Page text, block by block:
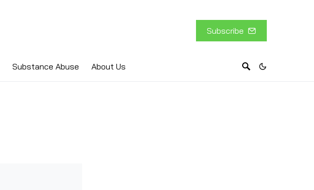
Subscribe
Substance Abuse About Us